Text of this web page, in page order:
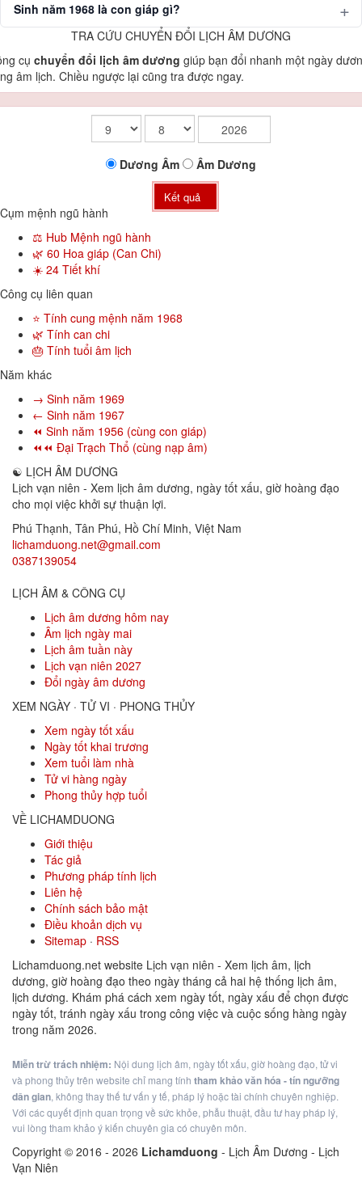
Sinh năm 1968 là con giáp gì?
TRA CỨU CHUYỂN ĐỔI LỊCH ÂM DƯƠNG
cụ chuyển đổi lịch âm dương giúp bạn đổi nhanh một ngày
âm lịch. Chiều ngược lại cũng tra được ngay.
Dương Âm Âm Dương
Kết quả
Cụm mệnh ngũ hành
⚖️ Hub Mệnh ngũ hành
🌿 60 Hoa giáp (Can Chi)
☀️ 24 Tiết khí
Công cụ liên quan
⭐ Tính cung mệnh năm 1968
🌿 Tính can chi
🎂 Tính tuổi âm lịch
Năm khác
→ Sinh năm 1969
← Sinh năm 1967
⏪ Sinh năm 1956 (cùng con giáp)
⏪⏪ Đại Trạch Thổ (cùng nạp âm)
☯ LỊCH ÂM DƯƠNG
Lịch vạn niên - Xem lịch âm dương, ngày tốt xấu, giờ hoàng đạo
cho mọi việc khởi sự thuận lợi.
Phú Thạnh, Tân Phú, Hồ Chí Minh, Việt Nam
lichamduong.net@gmail.com
0387139054
LỊCH ÂM & CÔNG CỤ
Lịch âm dương hôm nay
Âm lịch ngày mai
Lịch âm tuần này
Lịch vạn niên 2027
Đổi ngày âm dương
XEM NGÀY · TỬ VI · PHONG THỦY
Xem ngày tốt xấu
Ngày tốt khai trương
Xem tuổi làm nhà
Tử vi hàng ngày
Phong thủy hợp tuổi
VỀ LICHAMDUONG
Giới thiệu
Tác giả
Phương pháp tính lịch
Liên hệ
Chính sách bảo mật
Điều khoản dịch vụ
Sitemap · RSS
Lichamduong.net website Lịch vạn niên - Xem lịch âm, lịch
dương, giờ hoàng đạo theo ngày tháng cả hai hệ thống lịch âm,
lịch dương. Khám phá cách xem ngày tốt, ngày xấu để chọn được
ngày tốt, tránh ngày xấu trong công việc và cuộc sống hàng ngày
trong năm 2026.
Miễn trừ trách nhiệm: Nội dung lịch âm, ngày tốt xấu, giờ hoàng đạo, tử vi
và phong thủy trên website chỉ mang tính tham khảo văn hóa - tín ngưỡng
dân gian, không thay thế tư vấn y tế, pháp lý hoặc tài chính chuyên nghiệp.
Với các quyết định quan trọng về sức khỏe, phẫu thuật, đầu tư hay pháp lý,
vui lòng tham khảo ý kiến chuyên gia có chuyên môn.
Copyright © 2016 - 2026 Lichamduong - Lịch Âm Dương - Lịch
Vạn Niên